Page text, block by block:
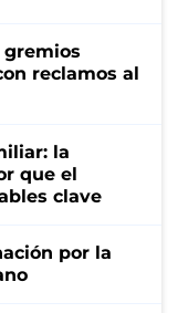
gremios
reclamos al
la
que el
clave
por la